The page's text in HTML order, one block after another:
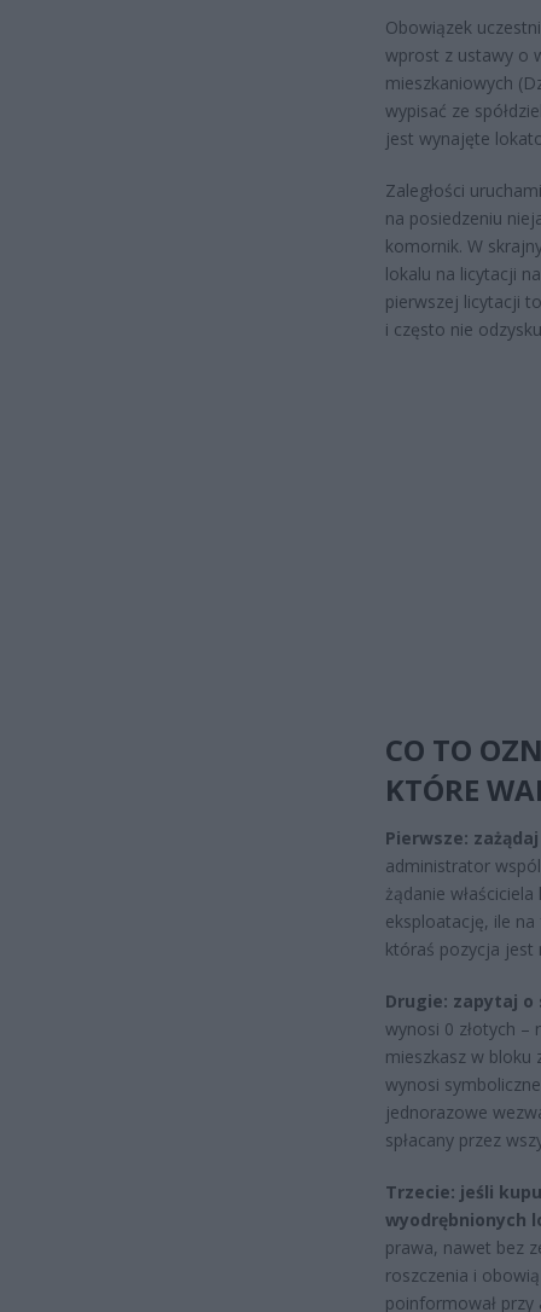
Obowiązek
wprost z ustawy o
mieszkaniowych
wypisać ze
jest wynajęte
Zaległości
na posiedzeniu
komornik. W
lokalu na licytacji
pierwszej licytacji
i często nie
CO TO
KTÓRE
Pierwsze:
administrator
żądanie
eksploatację, ile
któraś pozycja jest
Drugie: zapytaj
wynosi 0 złotych –
mieszkasz w bloku
wynosi
jednorazowe
spłacany przez
Trzecie: jeśli
wyodrębnionych
prawa, nawet bez
roszczenia i
poinformował